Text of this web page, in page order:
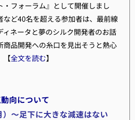
・フォーラム』として開催しまし
など40名を超える参加者は、最前線
ィネータと夢のシルク開発者のお話
商品開発への糸口を見出そうと熱心
【全文を読む】
向について
）〜足下に大きな減速はない